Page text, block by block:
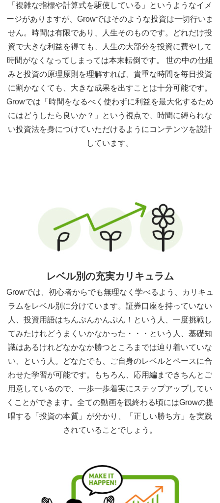
「複雑な指標や計算式を駆使している」というようなイメ
ージがありますが、Growではそのような投資は一切行いま
せん。時間は有限であり、人生そのものです。どれだけ投
資で大きな利益を得ても、人生の大部分を投資に費やして
時間がなくなってしまっては本末転倒です。 世の中の仕組
みと投資の原理原則を理解すれば、貴重な時間を毎日投資
に割かなくても、大きな成果を出すことは十分可能です。
Growでは「時間をなるべく使わずに利益を最大化するため
にはどうしたら良いか？」という視点で、時間に縛られな
い投資法を身につけていただけるようにコンテンツを設計
しています。
レベル別の充実カリキュラム
Growでは、初心者からでも無理なく学べるよう、カリキュ
ラムをレベル別に分けています。証券口座を持っていない
人、投資用語はちんぷんかんぷん！という人、一度挑戦し
てみたけれどうまくいかなかった・・・という人、基礎知
識はあるけれどなかなか勝つところまでは辿り着いていな
い、という人。どなたでも、ご自身のレベルとペースに合
わせた学習が可能です。もちろん、応用編まできちんとご
用意しているので、一歩一歩着実にステップアップしてい
くことができます。全ての動画を観終わる頃にはGrowの提
唱する「投資の本質」が分かり、「正しい勝ち方」を実践
されていることでしょう。